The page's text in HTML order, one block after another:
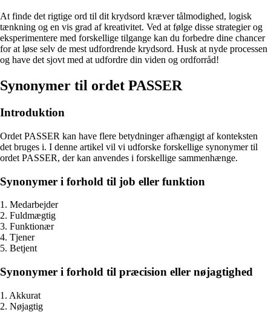
At finde det rigtige ord til dit krydsord kræver tålmodighed, logisk
tænkning og en vis grad af kreativitet. Ved at følge disse strategier og
eksperimentere med forskellige tilgange kan du forbedre dine chancer
for at løse selv de mest udfordrende krydsord. Husk at nyde processen
og have det sjovt med at udfordre din viden og ordforråd!
Synonymer til ordet PASSER
Introduktion
Ordet PASSER kan have flere betydninger afhængigt af konteksten
det bruges i. I denne artikel vil vi udforske forskellige synonymer til
ordet PASSER, der kan anvendes i forskellige sammenhænge.
Synonymer i forhold til job eller funktion
1. Medarbejder
2. Fuldmægtig
3. Funktionær
4. Tjener
5. Betjent
Synonymer i forhold til præcision eller nøjagtighed
1. Akkurat
2. Nøjagtig